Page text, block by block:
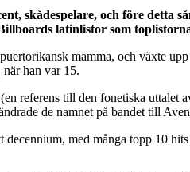
skådespelare, och före detta
latinlistor som
mamma, och växte
han var 15.
referens till den fonetiska
de namnet på bandet till
med många topp 10